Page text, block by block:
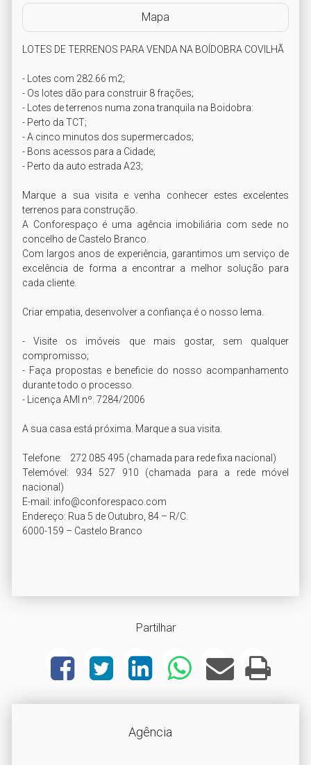
Partilhar
Agência
Mapa
LOTES DE TERRENOS PARA VENDA NA BOÍDOBRA COVILHÃ
- Lotes com 282.66 m2;
- Os lotes dão para construir 8 frações;
- Lotes de terrenos numa zona tranquila na Boidobra:
- Perto da TCT;
- A cinco minutos dos supermercados;
- Bons acessos para a Cidade;
- Perto da auto estrada A23;
Marque a sua visita e venha conhecer estes excelentes
terrenos para construção.
A Conforespaço é uma agência imobiliária com sede no
concelho de Castelo Branco.
Com largos anos de experiência, garantimos um serviço de
excelência de forma a encontrar a melhor solução para
cada cliente.
Criar empatia, desenvolver a confiança é o nosso lema.
- Visite os imóveis que mais gostar, sem qualquer
compromisso;
- Faça propostas e beneficie do nosso acompanhamento
durante todo o processo.
- Licença AMI nº. 7284/2006
A sua casa está próxima. Marque a sua visita.
Telefone:    272 085 495 (chamada para rede fixa nacional)
Telemóvel: 934 527 910 (chamada para a rede móvel
nacional)
E-mail: info@conforespaco.com
Endereço: Rua 5 de Outubro, 84 – R/C.
6000-159 – Castelo Branco